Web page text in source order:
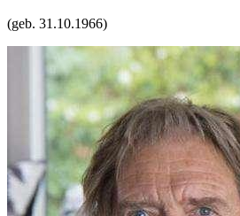
(geb. 31.10.1966)